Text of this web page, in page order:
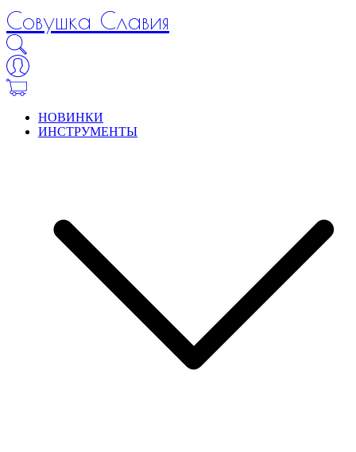
Совушка Славия
НОВИНКИ
ИНСТРУМЕНТЫ